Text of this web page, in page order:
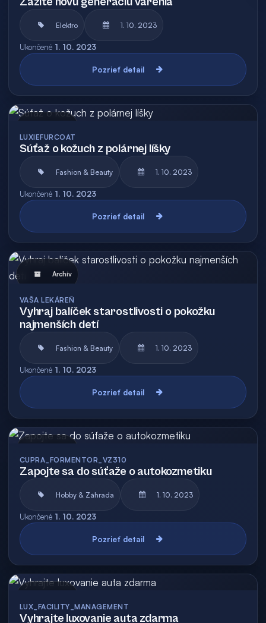
Elektro 1. 10. 2023
Ukončené 1. 10. 2023
Pozrieť detail
LUXIEFURCOAT
Súťaž o kožuch z polárnej líšky
Fashion & Beauty 1. 10. 2023
Ukončené 1. 10. 2023
Pozrieť detail
Archív
VAŠA LEKÁREŇ
Vyhraj balíček starostlivosti o pokožku
najmenších detí
Fashion & Beauty 1. 10. 2023
Ukončené 1. 10. 2023
Pozrieť detail
CUPRA_FORMENTOR_VZ310
Zapojte sa do súťaže o autokozmetiku
Hobby & Záhrada 1. 10. 2023
Ukončené 1. 10. 2023
Pozrieť detail
LUX_FACILITY_MANAGEMENT
Vyhrajte luxovanie auta zdarma